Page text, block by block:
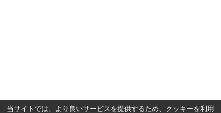
当サイトでは、より良いサービスを提供するため、クッキーを利用